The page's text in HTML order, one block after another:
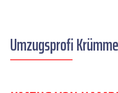
Umzugsprofi